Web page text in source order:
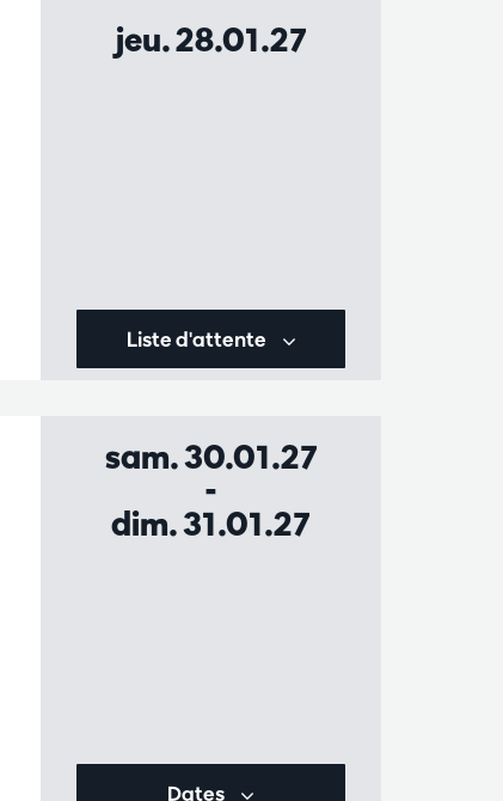
jeu. 28.01.27
Liste d'attente
sam. 30.01.27
-
dim. 31.01.27
Dates